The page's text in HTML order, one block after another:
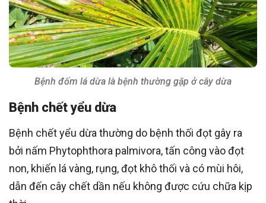
Bệnh đốm lá dừa là bệnh thường gặp ở cây dừa
Bệnh chết yểu dừa
Bệnh chết yểu dừa thường do bệnh thối đọt gây ra
bởi nấm Phytophthora palmivora, tấn công vào đọt
non, khiến lá vàng, rụng, đọt khô thối và có mùi hôi,
dẫn đến cây chết dần nếu không được cứu chữa kịp